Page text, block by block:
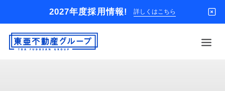
2027年度採用情報! 詳しくはこちら